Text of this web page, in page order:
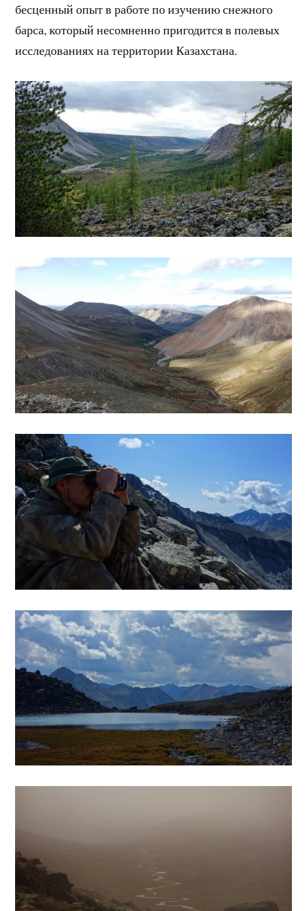
бесценный опыт в работе по изучению снежного
барса, который несомненно пригодится в полевых
исследованиях на территории Казахстана.